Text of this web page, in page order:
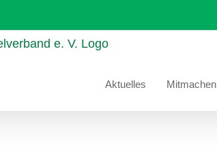
Aktuelles Mitmachen